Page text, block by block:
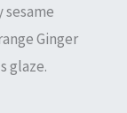
Ginger
glaze.